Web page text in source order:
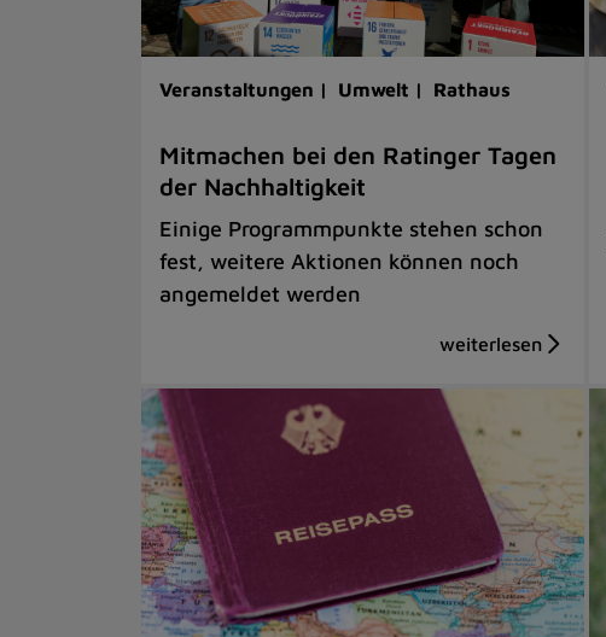
Veranstaltungen | Umwelt | Rathaus
Mitmachen bei den Ratinger Tagen
der Nachhaltigkeit
Einige Programmpunkte stehen schon
fest, weitere Aktionen können noch
angemeldet werden